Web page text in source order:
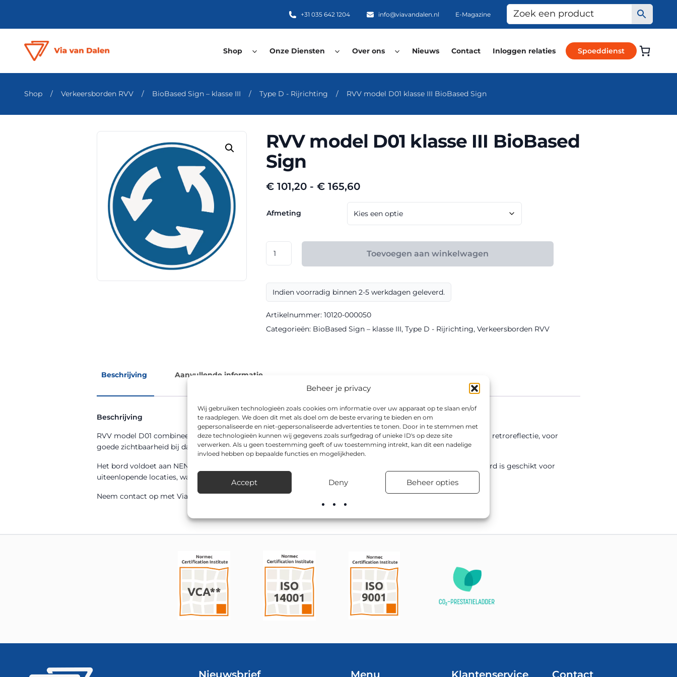
Beheer je privacy
Wij gebruiken technologieën zoals cookies om informatie over uw apparaat op te slaan en/of
te raadplegen. We doen dit met als doel om de beste ervaring te bieden en om
gepersonaliseerde en niet-gepersonaliseerde advertenties te tonen. Door in te stemmen met
deze technologieën kunnen wij gegevens zoals surfgedrag of unieke ID's op deze site
verwerken. Als u geen toestemming geeft of uw toestemming intrekt, kan dit een nadelige
invloed hebben op bepaalde functies en mogelijkheden.
Accept Deny Beheer opties
+31 035 642 1204 info@viavandalen.nl E-Magazine
Shop Onze Diensten Over ons Nieuws Contact Inloggen relaties Spoeddienst
Shop / Verkeersborden RVV / BioBased Sign – klasse III / Type D - Rijrichting / RVV model D01 klasse III BioBased Sign
RVV model D01 klasse III BioBased
Sign
€ 101,20 - € 165,60Prijsklasse:
€ 101,20
tot
€ 165,60
Afmeting
model
klasse
Sign
aantal
Toevoegen aan winkelwagen
Indien voorradig binnen 2-5 werkdagen geleverd.
Artikelnummer: 10120-000050
Categorieën: BioBased Sign – klasse III, Type D - Rijrichting, Verkeersborden RVV
Beschrijving Aanvullende informatie
Beschrijving
RVV model D01 combineert de functie van rijrichtingsbord met een duurzame BioBased-uitvoering en klasse III retroreflectie, voor
goede zichtbaarheid bij dag en nacht.
Het bord voldoet aan NEN 12899-1 en is CE-gecertificeerd, en is leverbaar in o.a. Ø 800mm en Ø 600mm. Het bord is geschikt voor
uiteenlopende locaties, waaronder provinciale wegen, gemeentelijke wegen en particuliere terreinen.
Neem contact op met Via van Dalen voor advies over montage, bevestiging en levertijden.
Nieuwsbrief Menu Klantenservice Contact